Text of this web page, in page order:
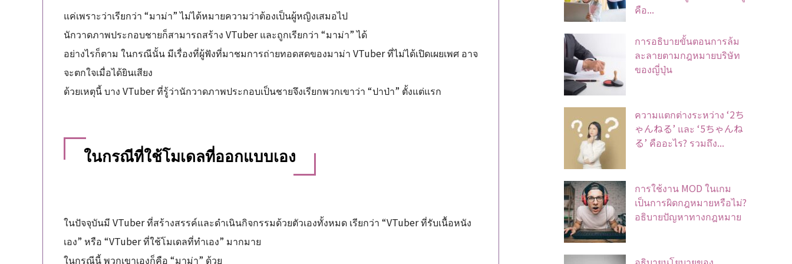
แค่เพราะว่าเรียกว่า “มาม่า” ไม่ได้หมายความว่าต้องเป็นผู้หญิงเสมอไป
นักวาดภาพประกอบชายก็สามารถสร้าง VTuber และถูกเรียกว่า “มาม่า” ได้
อย่างไรก็ตาม ในกรณีนั้น มีเรื่องที่ผู้ฟังที่มาชมการถ่ายทอดสดของมาม่า VTuber ที่ไม่ได้เปิดเผยเพศ อาจ
จะตกใจเมื่อได้ยินเสียง
ด้วยเหตุนี้ บาง VTuber ที่รู้ว่านักวาดภาพประกอบเป็นชายจึงเรียกพวกเขาว่า “ปาป่า” ตั้งแต่แรก
ในกรณีที่ใช้โมเดลที่ออกแบบเอง
ในปัจจุบันมี VTuber ที่สร้างสรรค์และดำเนินกิจกรรมด้วยตัวเองทั้งหมด เรียกว่า “VTuber ที่รับเนื้อหนัง
เอง” หรือ “VTuber ที่ใช้โมเดลที่ทำเอง” มากมาย
ในกรณีนี้ พวกเขาเองก็คือ “มาม่า” ด้วย
คือ...
การอธิบายขั้นตอนการล้ม
ละลายตามกฎหมายบริษัท
ของญี่ปุ่น
ความแตกต่างระหว่าง ‘2ち
ゃんねる’ และ ‘5ちゃんね
る’ คืออะไร? รวมถึง...
การใช้งาน MOD ในเกม
เป็นการผิดกฎหมายหรือไม่?
อธิบายปัญหาทางกฎหมาย